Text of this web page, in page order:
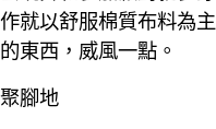
作就以舒服棉質布料為
的東西，威風一點。
聚腳地